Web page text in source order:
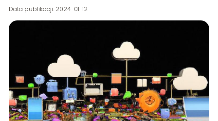
Data publikacji: 2024-01-12